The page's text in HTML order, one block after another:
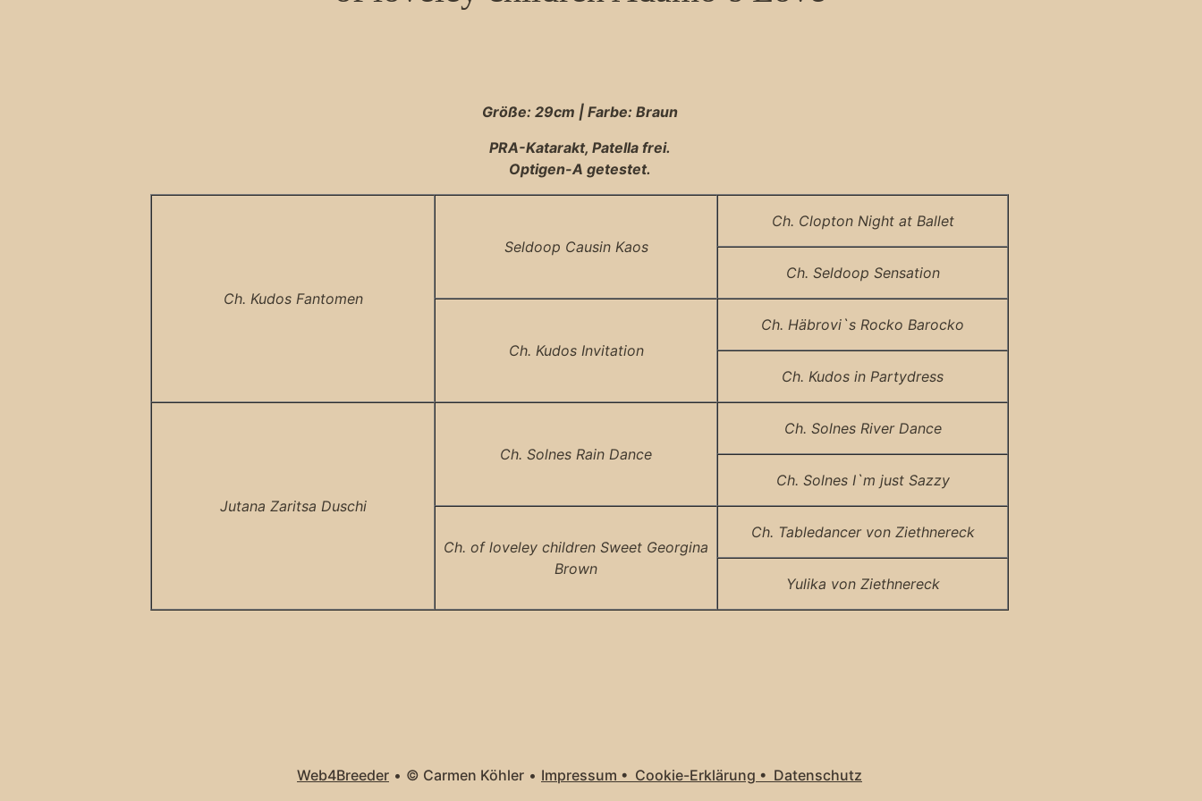
Größe: 29cm | Farbe: Braun
PRA-Katarakt, Patella frei.
Optigen-A getestet.
Ch. Kudos Fantomen
Seldoop Causin Kaos
Ch. Clopton Night at Ballet
Ch. Seldoop Sensation
Ch. Kudos Invitation
Ch. Häbrovi`s Rocko Barocko
Ch. Kudos in Partydress
Jutana Zaritsa Duschi
Ch. Solnes Rain Dance
Ch. Solnes River Dance
Ch. Solnes I`m just Sazzy
Ch. of loveley children Sweet Georgina
Brown
Ch. Tabledancer von Ziethnereck
Yulika von Ziethnereck
Web4Breeder • © Carmen Köhler • Impressum • Cookie-Erklärung • Datenschutz